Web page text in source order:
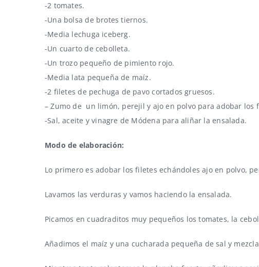
-2 tomates.
-Una bolsa de brotes tiernos.
-Media lechuga iceberg.
-Un cuarto de cebolleta.
-Un trozo pequeño de pimiento rojo.
-Media lata pequeña de maíz.
-2 filetes de pechuga de pavo cortados gruesos.
– Zumo de un limón, perejil y ajo en polvo para adobar los
-Sal, aceite y vinagre de Módena para aliñar la ensalada.
Modo de elaboración:
Lo primero es adobar los filetes echándoles ajo en polvo,
Lavamos las verduras y vamos haciendo la ensalada.
Picamos en cuadraditos muy pequeños los tomates, la
Añadimos el maíz y una cucharada pequeña de sal y